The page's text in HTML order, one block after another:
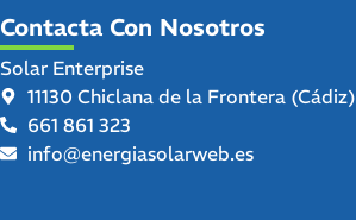
Contacta Con Nosotros
Solar Enterprise
11130 Chiclana de la Frontera (Cádiz)
661 861 323
info@energiasolarweb.es